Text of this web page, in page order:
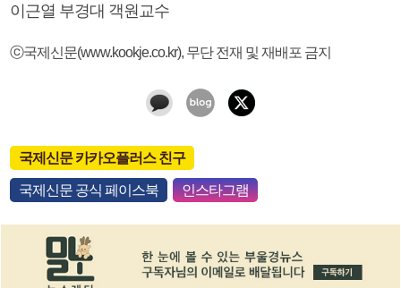
이근열 부경대 객원교수
ⓒ국제신문(www.kookje.co.kr), 무단 전재 및 재배포 금지
국제신문 카카오플러스 친구
국제신문 공식 페이스북 인스타그램